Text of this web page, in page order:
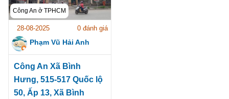
Công An ở TPHCM
28-08-2025 0 đánh giá
Phạm Vũ Hải Anh
Công An Xã Bình
Hưng, 515-517 Quốc lộ